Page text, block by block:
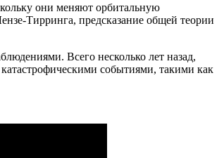
они меняют орбитальную
Тирринга, предсказание общей теории
Всего несколько лет назад,
событиями, такими как